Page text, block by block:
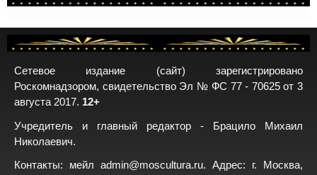
Сетевое издание (сайт) зарегистрировано
Роскомнадзором, свидетельство Эл № ФС 77 - 70625 от 3
августа 2017. 12+
Учредитель и главный редактор - Брацило Михаил
Николаевич.
Контакты: мейл admin@moscultura.ru. Адрес: г. Москва,